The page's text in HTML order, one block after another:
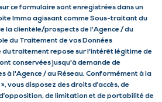
ce formulaire sont enregistrées dans un
Immo agissant comme Sous-traitant du
la clientèle/prospects de l'Agence / du
du Traitement de vos Données
du traitement repose sur l'intérêt légitime de
conservées jusqu'à demande de
à l'Agence / au Réseau. Conformément à la
vous disposez des droits d’accès, de
de limitation et de portabilité de